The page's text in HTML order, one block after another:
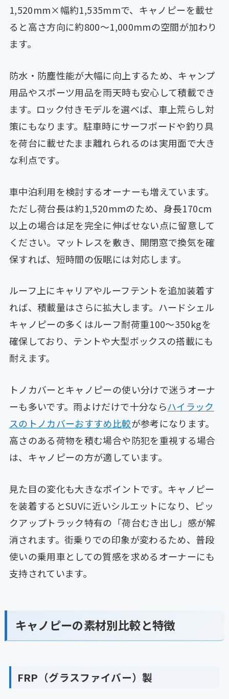
1,520mm×幅約1,535mmで、キャノピーを載せ
ると高さ方向に約800〜1,000mmの空間が加わり
ます。
防水・防塵性能が大幅に向上するため、キャンプ
用品やスポーツ用品を雨天時も安心して積載でき
ます。ロック付きモデルを選べば、車上荒らし対
策にもなります。駐車時にサーフボードや釣り具
を荷台に載せたまま離れられるのは実用面で大き
な利点です。
車中泊利用を検討するオーナーも増えています。
ただし荷台長は約1,520mmのため、身長170cm
以上の場合は足を完全に伸ばせない点に留意して
ください。マットレスを敷き、開閉窓で換気を確
保すれば、短時間の仮眠には対応します。
ルーフ上にキャリアやルーフテントを追加装着す
れば、積載量はさらに拡大します。ハードシェル
キャノピーの多くはルーフ耐荷重100〜350kgを
確保しており、テントや大型ボックスの搭載にも
耐えます。
トノカバーとキャノピーの使い分けで迷うオーナ
ーも多いです。雨よけだけで十分ならハイラック
スのトノカバーおすすめ比較が参考になります。
高さのある荷物を積む場合や防犯を重視する場合
は、キャノピーの方が適しています。
見た目の変化も大きなポイントです。キャノピー
を装着するとSUVに近いシルエットになり、ピッ
クアップトラック特有の「荷台むき出し」感が解
消されます。街乗りでの印象が変わるため、普段
使いの乗用車としての質感を求めるオーナーにも
支持されています。
キャノピーの素材別比較と特徴
FRP（グラスファイバー）製